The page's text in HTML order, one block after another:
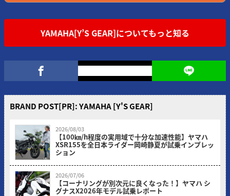
YAMAHA[Y’S GEAR]についてもっと知る
BRAND POST[PR]: YAMAHA [Y'S GEAR]
2026/08/03
【100㎞/h程度の実用域で十分な加速性能】ヤマハ
XSR155を全日本ライダー岡崎静夏が試乗インプレッ
ション
2026/07/06
【コーナリングが別次元に良くなった！】ヤマハ シ
グナスX2026年モデル試乗レポート